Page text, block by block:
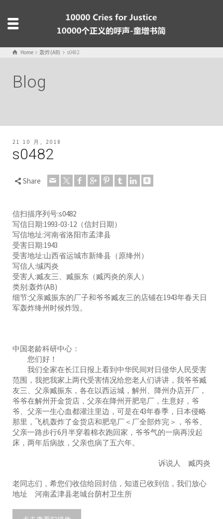
Home 轰炸(AB) s0482
Blog
21 10 月, 2018
s0482
Share
信扫描序列号:s0482
写信日期:1993-03-12（信封日期）
写信地址:河南省洛阳市孟津县
受害日期:1943
受害地址:山西省运城市新绛县（原绛州）
写信人:缄丙炎
受害人:臧友三、臧振东（臧丙炎的亲人）
类别:轰炸(AB)
细节:父亲臧振东的厂子和爷爷臧友三的店铺在1943年春天日
军轰炸绛州时候炸毁。
中国老龄科研中心：
您们好！
我们全家在长江日报上看到中华民间对日侵华人民受害
范围，我把我家上两代受害情况给您老人们讲讲，我爷爷臧
友三、父亲臧振东，各在以西运城，解州、降州办店开厂，
爷爷在解州开金货店，父亲在降州开肥皂厂，生意好，爷
爷、父亲一生心血都灌注里边，可是在43年春季，日本侵略
那里，飞机轰炸了金货店和肥皂厂＜厂全部炸完＞，爷爷、
父亲一路步行6月半穿着棉衣跑回家，爷爷气的一病再没起
床，两年后病故，父亲也病了五六年。
诉说人 臧丙炎
老同志们，希您们收信给回封信，知道已收到信，我们放心
地址 河南孟津县老城台荫村卫生所